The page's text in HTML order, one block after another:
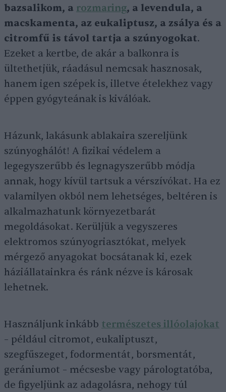
bazsalikom, a rozmaring, a levendula, a
macskamenta, az eukaliptusz, a zsálya és a
citromfű is távol tartja a szúnyogokat.
Ezeket a kertbe, de akár a balkonra is
ültethetjük, ráadásul nemcsak hasznosak,
hanem igen szépek is, illetve ételekhez vagy
éppen gyógyteának is kiválóak.
Házunk, lakásunk ablakaira szereljünk
szúnyoghálót! A fizikai védelem a
legegyszerűbb és legnagyszerűbb módja
annak, hogy kívül tartsuk a vérszívókat. Ha ez
valamilyen okból nem lehetséges, beltéren is
alkalmazhatunk környezetbarát
megoldásokat. Kerüljük a vegyszeres
elektromos szúnyogriasztókat, melyek
mérgező anyagokat bocsátanak ki, ezek
háziállatainkra és ránk nézve is károsak
lehetnek.
Használjunk inkább természetes illóolajokat
– például citromot, eukaliptuszt,
szegfűszeget, fodormentát, borsmentát,
gerániumot – mécsesbe vagy párologtatóba,
de figyeljünk az adagolásra, nehogy túl